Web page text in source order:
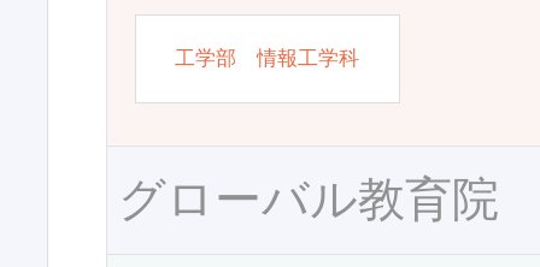
工学部 情報工学科
グローバル教育院